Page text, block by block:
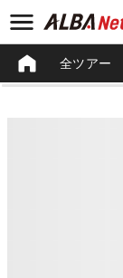
全ツアー